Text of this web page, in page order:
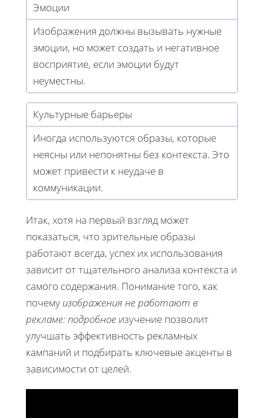
Эмоции
Изображения должны вызывать нужные
эмоции, но может создать и негативное
восприятие, если эмоции будут
неуместны.
Культурные барьеры
Иногда используются образы, которые
неясны или непонятны без контекста. Это
может привести к неудаче в
коммуникации.
Итак, хотя на первый взгляд может
показаться, что зрительные образы
работают всегда, успех их использования
зависит от тщательного анализа контекста и
самого содержания. Понимание того, как
почему изображения не работают в
рекламе: подробное изучение позволит
улучшать эффективность рекламных
кампаний и подбирать ключевые акценты в
зависимости от целей.